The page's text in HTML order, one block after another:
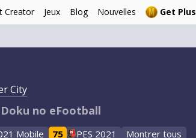
Creator Jeux Blog Nouvelles Get Plus
City
no eFootball
Mobile 75 PES 2021 Montrer tous